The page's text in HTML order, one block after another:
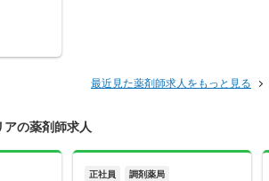
最近見た薬剤師求人をもっと見る
の薬剤師求人
正社員 調剤薬局